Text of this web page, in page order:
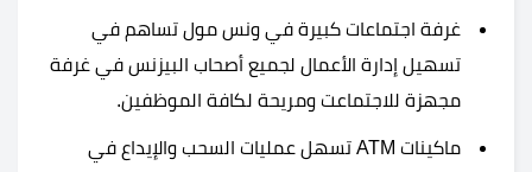
غرفة اجتماعات كبيرة في ونس مول تساهم في
تسهيل إدارة الأعمال لجميع أصحاب البيزنس في غرفة
مجهزة للاجتماعت ومريحة لكافة الموظفين.
ماكينات ATM تسهل عمليات السحب والإيداع في